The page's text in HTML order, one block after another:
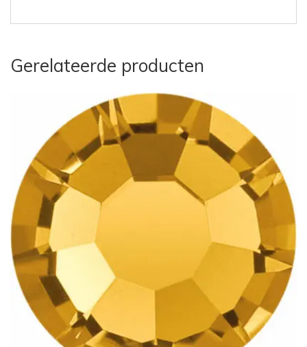
Gerelateerde producten